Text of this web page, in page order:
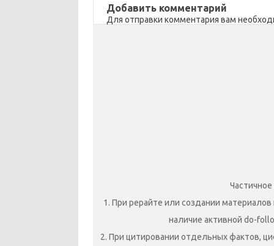
Добавить комментарий
Для отправки комментария вам
1. При рерайте или создании
наличие активной do-
2. При цитировании отдельных фактов,